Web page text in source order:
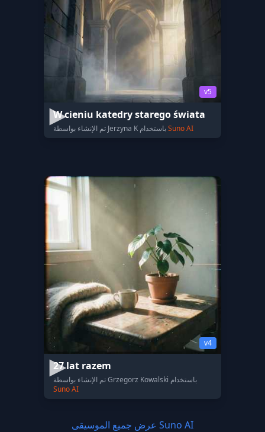
v5
W cieniu katedry starego świata
Suno AI
v4
27 lat razem
تم الإنشاء بواسطة Grzegorz Kowalski باستخدام
Suno AI
عرض جميع الموسيقى Suno AI